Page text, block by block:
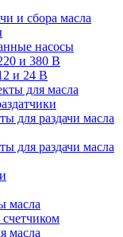
и сбора масла
насосы
и 380 В
и 24 В
для масла
для раздачи масла
для раздачи масла
масла
масла